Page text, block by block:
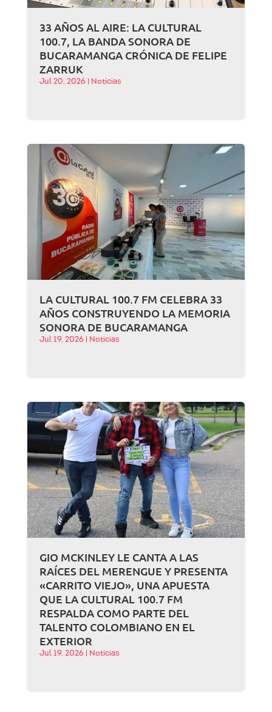
33 AÑOS AL AIRE: LA CULTURAL
100.7, LA BANDA SONORA DE
BUCARAMANGA CRÓNICA DE FELIPE
ZARRUK
Jul 20, 2026 Noticias
LA CULTURAL 100.7 FM CELEBRA 33
AÑOS CONSTRUYENDO LA MEMORIA
SONORA DE BUCARAMANGA
Jul 19, 2026 Noticias
GIO MCKINLEY LE CANTA A LAS
RAÍCES DEL MERENGUE Y PRESENTA
«CARRITO VIEJO», UNA APUESTA
QUE LA CULTURAL 100.7 FM
RESPALDA COMO PARTE DEL
TALENTO COLOMBIANO EN EL
EXTERIOR
Jul 19, 2026 Noticias